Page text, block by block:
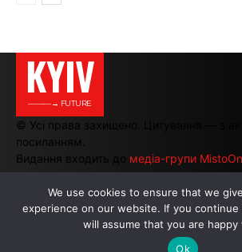
KYIV
———→ FUTURE
© Усі права захищено. Цитування — з
посиланням.
Видання входить до медіа-групи
АВТОРИ |
We use cookies to ensure that we
experience on our website. If you
will assume that you are happy
Ok